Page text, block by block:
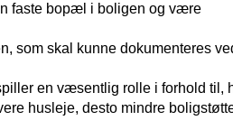
faste bopæl i boligen og være
som skal kunne dokumenteres
en væsentlig rolle i forhold til,
husleje, desto mindre